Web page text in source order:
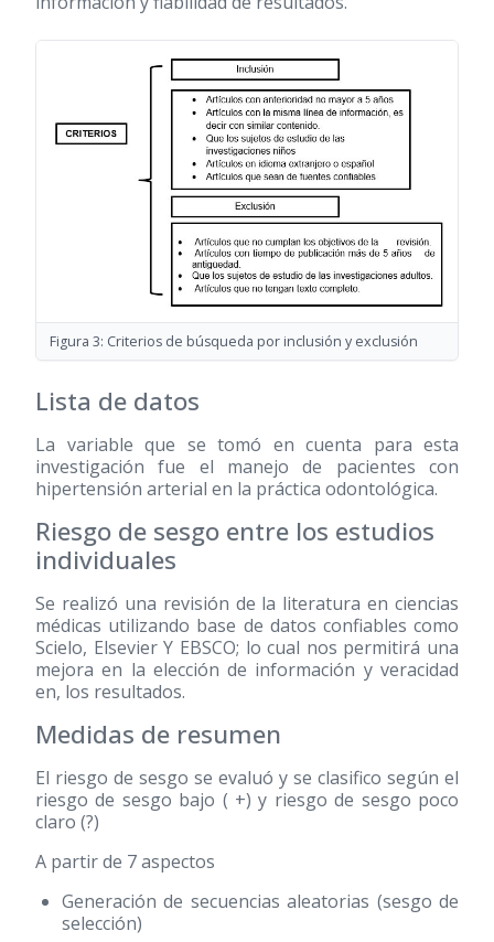
Figura 3: Criterios de búsqueda por inclusión y exclusión
Lista de datos
La variable que se tomó en cuenta para esta
investigación fue el manejo de pacientes con
hipertensión arterial en la práctica odontológica.
Riesgo de sesgo entre los estudios
individuales
Se realizó una revisión de la literatura en ciencias
médicas utilizando base de datos confiables como
Scielo, Elsevier Y EBSCO; lo cual nos permitirá una
mejora en la elección de información y veracidad
en, los resultados.
Medidas de resumen
El riesgo de sesgo se evaluó y se clasifico según el
riesgo de sesgo bajo ( +) y riesgo de sesgo poco
claro (?)
A partir de 7 aspectos
Generación de secuencias aleatorias (sesgo de
selección)